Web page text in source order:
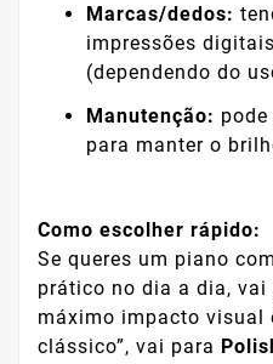
Marcas/dedos:
impressões
(dependendo do
Manutenção:
para manter o
Como escolher rápido:
Se queres um piano
prático no dia a dia, vai
máximo impacto visual
clássico”, vai para